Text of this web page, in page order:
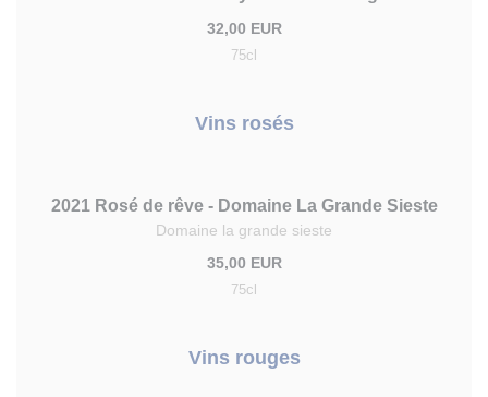
32,00 EUR
75cl
Vins rosés
2021 Rosé de rêve - Domaine La Grande Sieste
Domaine la grande sieste
35,00 EUR
75cl
Vins rouges